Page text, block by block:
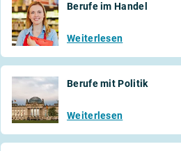
Berufe im Handel
Weiterlesen
Berufe mit Politik
Weiterlesen